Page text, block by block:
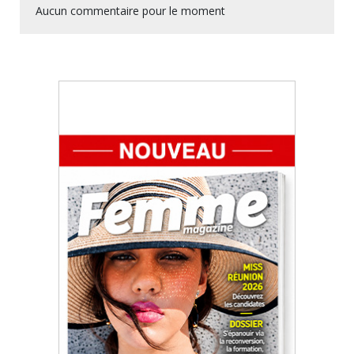
Aucun commentaire pour le moment